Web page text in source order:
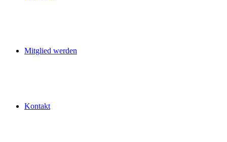
Mitglied werden
Kontakt